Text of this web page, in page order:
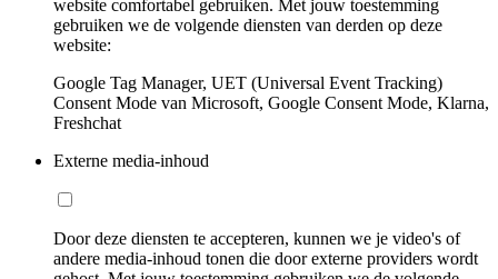
website comfortabel gebruiken. Met jouw toestemming
gebruiken we de volgende diensten van derden op deze
website:
Google Tag Manager, UET (Universal Event Tracking)
Consent Mode van Microsoft, Google Consent Mode, Klarna,
Freshchat
Externe media-inhoud
Door deze diensten te accepteren, kunnen we je video's of
andere media-inhoud tonen die door externe providers wordt